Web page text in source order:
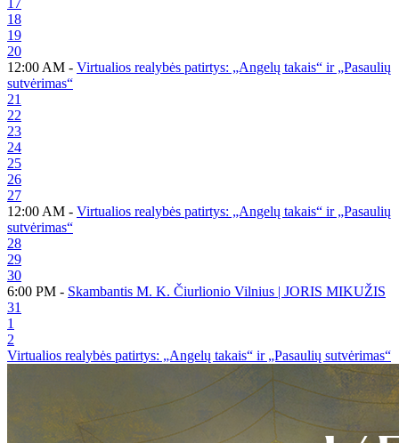
17
18
19
20
12:00 AM - Virtualios realybės patirtys: „Angelų takais“ ir „Pasaulių
sutvėrimas“
21
22
23
24
25
26
27
12:00 AM - Virtualios realybės patirtys: „Angelų takais“ ir „Pasaulių
sutvėrimas“
28
29
30
6:00 PM - Skambantis M. K. Čiurlionio Vilnius | JORIS MIKUŽIS
31
1
2
Virtualios realybės patirtys: „Angelų takais“ ir „Pasaulių sutvėrimas“